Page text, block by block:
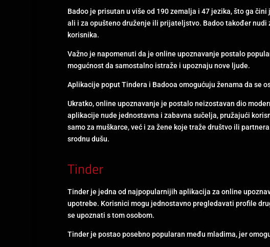
Badoo je prisutan u više od 190 zemalja i 47 jezika, što ga
ali i za opušteno druženje ili prijateljstvo. Badoo također
korisnika.
Važno je napomenuti da je online upoznavanje postalo
mogućnost da samostalno istraže i upoznaju nove ljude.
Aplikacije poput Tindera i Badooa omogućuju ženama da se
Ukratko, online upoznavanje je postalo neizostavan dio
aplikacije nude jednostavna i zabavna sučelja, pružajući
samo za muškarce, već i za žene koje traže društvo ili
srodnu dušu.
Tinder
Tinder je jedna od najpopularnijih aplikacija za online
upotrebe. Korisnici mogu jednostavno pregledavati profile
se upoznati s tom osobom.
Tinder je postao posebno popularan među mladima, jer